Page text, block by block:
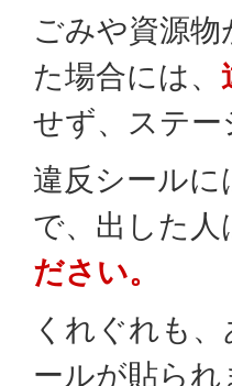
ごみや資源
た場合には、
せず、ステ
違反シール
で、出した人
ださい。
くれぐれも
ールが貼ら